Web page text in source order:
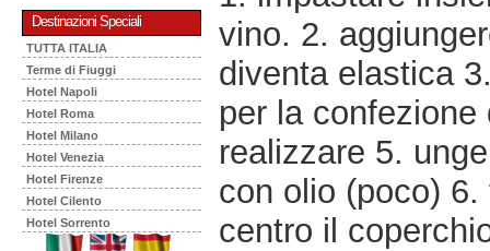
Destinazioni Speciali
TUTTA ITALIA
Terme di Fiuggi
Hotel Napoli
Hotel Roma
Hotel Milano
Hotel Venezia
Hotel Firenze
Hotel Cilento
Hotel Sorrento
vino. 2.
diventa elastica
per la
realizzare 5.
con olio (poco)
centro il